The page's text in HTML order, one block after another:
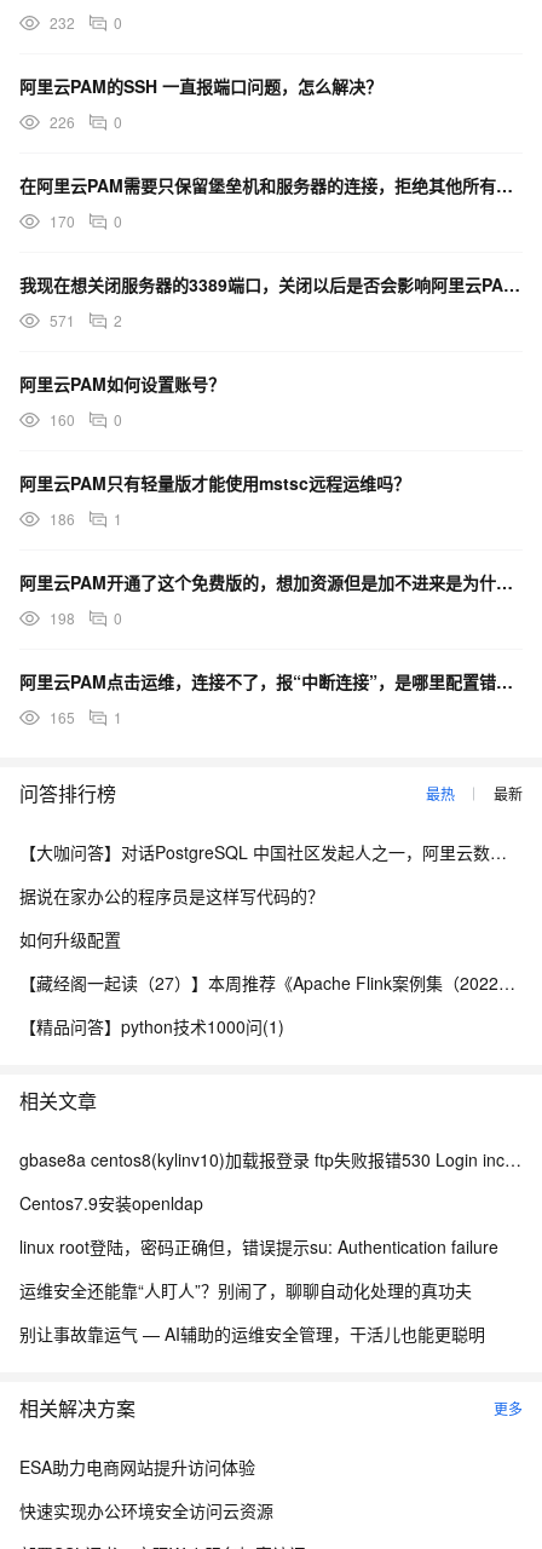
232 0
阿里云PAM的SSH 一直报端口问题，怎么解决？
226 0
在阿里云PAM需要只保留堡垒机和服务器的连接，拒绝其他所有的连接，我需要怎么配置？
170 0
我现在想关闭服务器的3389端口，关闭以后是否会影响阿里云PAM的堡垒机连接服务器？
571 2
阿里云PAM如何设置账号？
160 0
阿里云PAM只有轻量版才能使用mstsc远程运维吗？
186 1
阿里云PAM开通了这个免费版的，想加资源但是加不进来是为什么？
198 0
阿里云PAM点击运维，连接不了，报“中断连接”，是哪里配置错误了？
165 1
问答排行榜 最热 最新
【大咖问答】对话PostgreSQL 中国社区发起人之一，阿里云数据库高级专家 德哥
据说在家办公的程序员是这样写代码的？
如何升级配置
【藏经阁一起读（27）】本周推荐《Apache Flink案例集（2022版）》，你有哪些心得？
【精品问答】python技术1000问(1)
相关文章
gbase8a centos8(kylinv10)加载报登录 ftp失败报错530 Login incorrect 排查过程及解决办法
Centos7.9安装openldap
linux root登陆，密码正确但，错误提示su: Authentication failure
运维安全还能靠“人盯人”？别闹了，聊聊自动化处理的真功夫
别让事故靠运气 — AI辅助的运维安全管理，干活儿也能更聪明
相关解决方案 更多
ESA助力电商网站提升访问体验
快速实现办公环境安全访问云资源